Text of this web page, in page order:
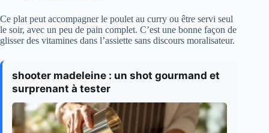
Ce plat peut accompagner le poulet au curry ou être servi seul
le soir, avec un peu de pain complet. C’est une bonne façon de
glisser des vitamines dans l’assiette sans discours moralisateur.
shooter madeleine : un shot gourmand et
surprenant à tester